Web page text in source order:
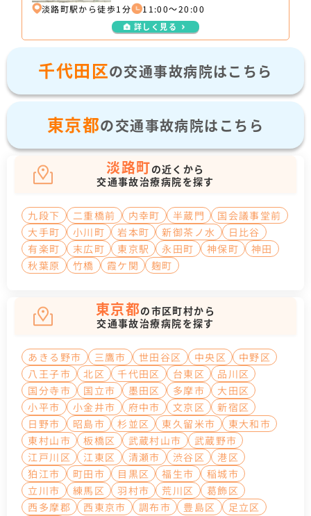
淡路町駅から徒歩1分 11:00～20:00
詳しく見る
千代田区の交通事故病院はこちら
東京都の交通事故病院はこちら
淡路町の近くから
交通事故治療病院を探す
九段下 二重橋前 内幸町 半蔵門
国会議事堂前
大手町
小川町 岩本町 新御茶ノ水
日比谷
有楽町
末広町 東京駅 永田町 神保町
神田
秋葉原
竹橋 霞ケ関 麹町
東京都の市区町村から
交通事故治療病院を探す
あきる野市 三鷹市 世田谷区 中央区
中野区
八王子市
北区 千代田区 台東区
品川区
国分寺市
国立市 墨田区 多摩市
大田区
小平市
小金井市 府中市 文京区
新宿区
日野市
昭島市 杉並区 東久留米市
東大和市
東村山市
板橋区 武蔵村山市
武蔵野市
江戸川区
江東区 清瀬市 渋谷区
港区
狛江市
町田市 目黒区 福生市
稲城市
立川市
練馬区 羽村市 荒川区
葛飾区
西多摩郡
西東京市 調布市 豊島区
足立区